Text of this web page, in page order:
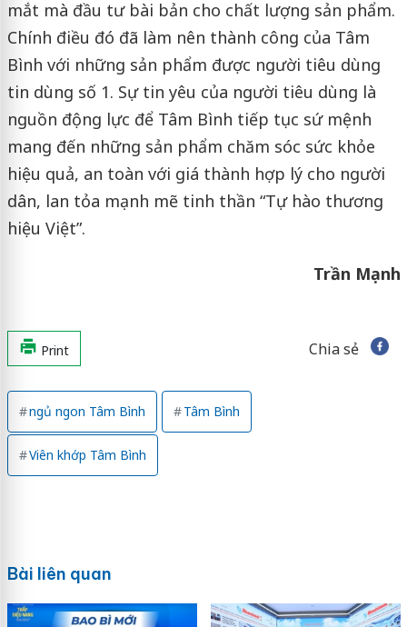
mắt mà đầu tư bài bản cho chất lượng sản phẩm.
Chính điều đó đã làm nên thành công của Tâm
Bình với những sản phẩm được người tiêu dùng
tin dùng số 1. Sự tin yêu của người tiêu dùng là
nguồn động lực để Tâm Bình tiếp tục sứ mệnh
mang đến những sản phẩm chăm sóc sức khỏe
hiệu quả, an toàn với giá thành hợp lý cho người
dân, lan tỏa mạnh mẽ tinh thần “Tự hào thương
hiệu Việt”.
Trần Mạnh
Print Chia sẻ
ngủ ngon Tâm Bình Tâm Bình
Viên khớp Tâm Bình
Bài liên quan